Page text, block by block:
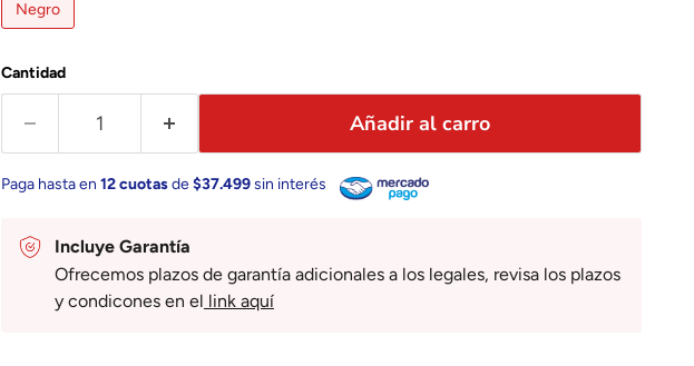
Negro
Cantidad
Añadir al carro
Paga hasta en 12 cuotasde$37.499sin interés
Incluye Garantía
Ofrecemos plazos de garantía adicionales a los legales, revisa los plazos
y condicones en el link aquí